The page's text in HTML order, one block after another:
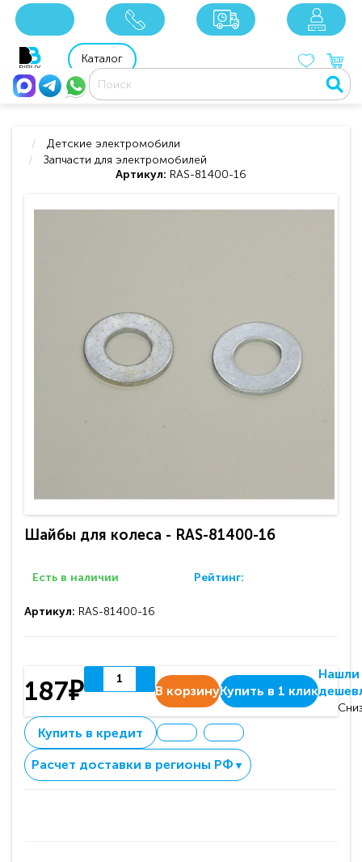
8 800 201 92 06
Каталог
Детские электромобили
Запчасти для электромобилей
Артикул: RAS-81400-16
Шайбы для колеса - RAS-81400-16
Есть в наличии Рейтинг:
Артикул: RAS-81400-16
187₽ В корзинуКупить в 1 клик
Нашли
Купить в кредит
Расчет доставки в регионы РФ ▼
xxx